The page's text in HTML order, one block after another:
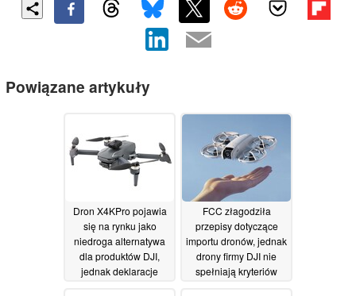
Powiązane artykuły
Dron X4KPro pojawia
się na rynku jako
niedroga alternatywa
dla produktów DJI,
jednak deklaracje
FCC złagodziła
przepisy dotyczące
importu dronów, jednak
drony firmy DJI nie
spełniają kryteriów